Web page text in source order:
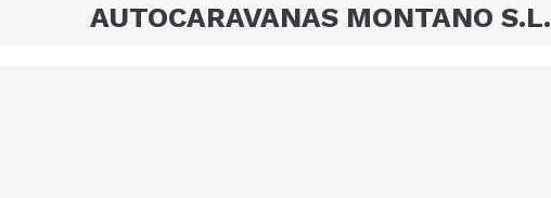
AUTOCARAVANAS MONTANO S.L.